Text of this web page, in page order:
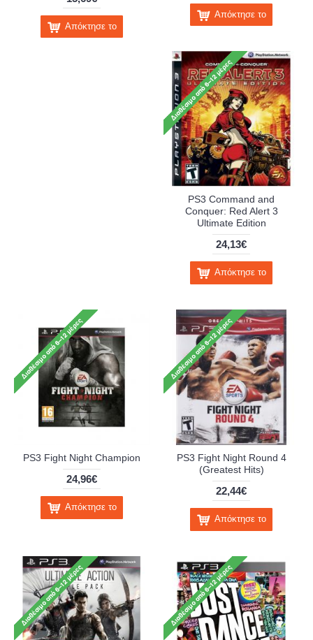
Απόκτησε το
Απόκτησε το
PS3 Command and
Conquer: Red Alert 3
Ultimate Edition
24,13€
Απόκτησε το
PS3 Fight Night Champion
24,96€
Απόκτησε το
PS3 Fight Night Round 4
(Greatest Hits)
22,44€
Απόκτησε το